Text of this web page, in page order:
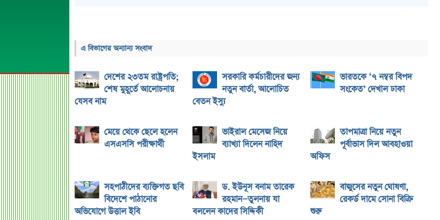
এ বিভাগের অন্যান্য সংবাদ
দেশের ২৩তম রাষ্ট্রপতি;
শেষ মুহূর্তে আলোচনায়
যেসব নাম
সরকারি কর্মচারীদের জন্য
নতুন বার্তা, আলোচিত
বেতন ইস্যু
ভারতকে ‘৭ নম্বর বিপদ
সংকেত’ দেখাল ঢাকা
মেয়ে থেকে ছেলে হলেন
এসএসসি পরীক্ষার্থী
ভাইরাল মেসেজ নিয়ে
ব্যাখ্যা দিলেন নাহিদ
ইসলাম
তাপমাত্রা নিয়ে নতুন
পূর্বাভাস দিল আবহাওয়া
অফিস
সহপাঠীদের ব্যক্তিগত ছবি
বিদেশে পাঠানোর
অভিযোগে উত্তাল ইবি
ড. ইউনূস বনাম তারেক
রহমান—তুলনায় যা
বললেন কাদের সিদ্দিকী
বাজুসের নতুন ঘোষণা,
রেকর্ড দামে সোনা বিক্রি
শুরু